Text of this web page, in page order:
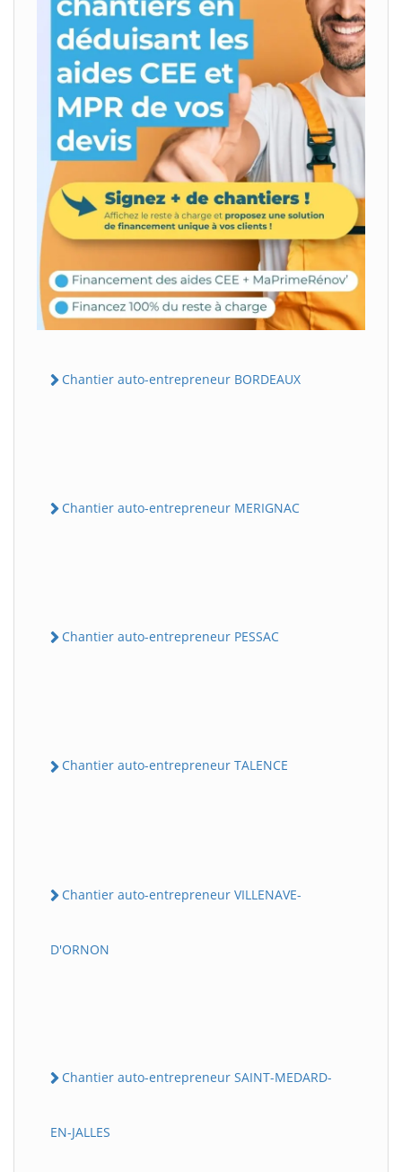
Chantier auto-entrepreneur BORDEAUX
Chantier auto-entrepreneur MERIGNAC
Chantier auto-entrepreneur PESSAC
Chantier auto-entrepreneur TALENCE
Chantier auto-entrepreneur VILLENAVE-
D'ORNON
Chantier auto-entrepreneur SAINT-MEDARD-
EN-JALLES